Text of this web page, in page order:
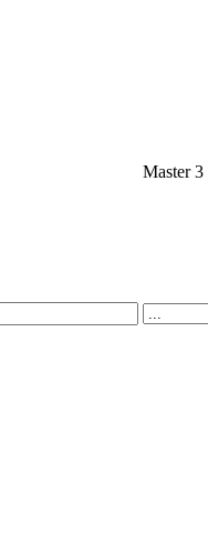
Master 3